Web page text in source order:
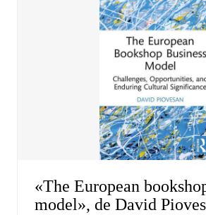
«The European
model», de David